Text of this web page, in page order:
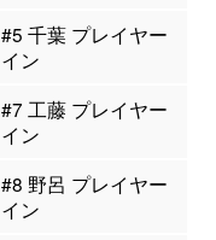
#5 千葉 プレイヤー
イン
#7 工藤 プレイヤー
イン
#8 野呂 プレイヤー
イン